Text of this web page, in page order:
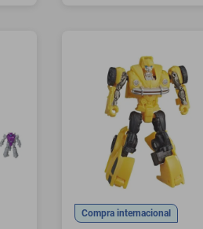
Compra internacional